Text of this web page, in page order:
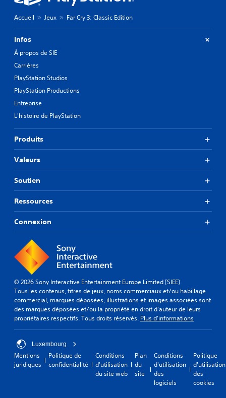
Accueil Jeux Far Cry 3: Classic Edition
Infos
À propos de SIE
Carrières
PlayStation Studios
PlayStation Productions
Entreprise
L'histoire de PlayStation
Produits
Valeurs
Soutien
Ressources
Connexion
© 2026 Sony Interactive Entertainment Europe Limited (SIEE)
Tous les contenus, titres de jeux, noms commerciaux et/ou habillage
commercial, marques déposées, illustrations et images associées sont
des marques déposées et/ou la propriété en droit d'auteur de leurs
propriétaires respectifs. Tous droits réservés. Plus d'informations
Luxembourg
Mentions
juridiques
Politique de
confidentialité
Conditions
d'utilisation
du site web
Plan
du
site
Conditions
d'utilisation
des
logiciels
Politique
d'utilisation
des
cookies